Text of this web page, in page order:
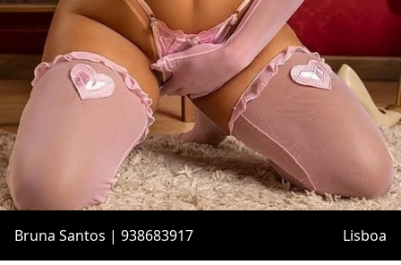
Bruna Santos | 938683917 Lisboa